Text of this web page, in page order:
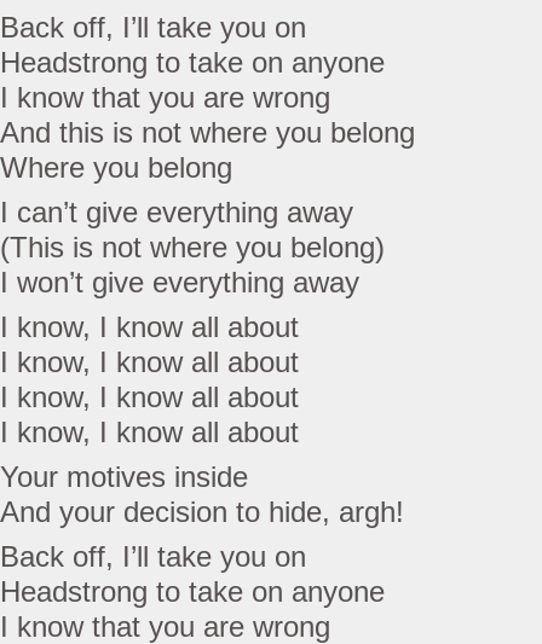
Back off, I’ll take you on
Headstrong to take on anyone
I know that you are wrong
And this is not where you belong
Where you belong
I can’t give everything away
(This is not where you belong)
I won’t give everything away
I know, I know all about
I know, I know all about
I know, I know all about
I know, I know all about
Your motives inside
And your decision to hide, argh!
Back off, I’ll take you on
Headstrong to take on anyone
I know that you are wrong